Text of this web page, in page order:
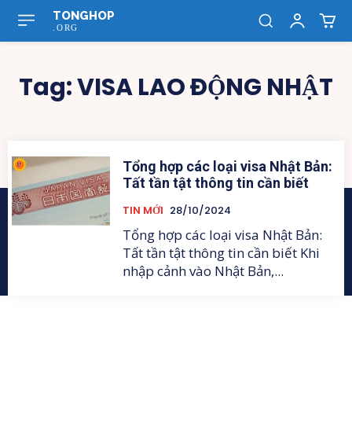
TONGHOP
.ORG
Tag:VISA LAO ĐỘNG NHẬT
Tổng hợp các loại visa Nhật Bản:
Tất tần tật thông tin cần biết
TIN MỚI 28/10/2024
Tổng hợp các loại visa Nhật Bản:
Tất tần tật thông tin cần biết Khi
nhập cảnh vào Nhật Bản,...